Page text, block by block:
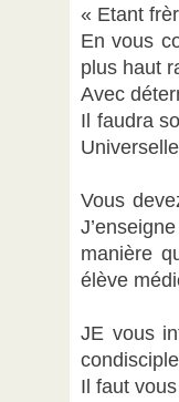
« Etant
En vous
plus haut
Avec
Il faudra
Vous
manière
élève
JE vous
Il faut